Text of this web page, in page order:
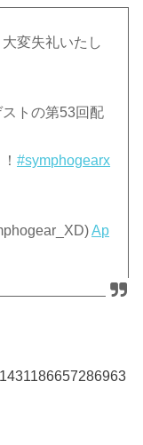
変失礼いたし
トの第53回配
！#symphogearx
Ap